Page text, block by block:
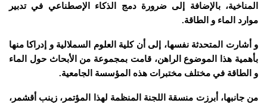
المناخية، بالإضافة إلى ضرورة دمج الذكاء الإصطناعي في تدبير
موارد الماء و الطاقة.
و أشارت المتحدثة نفسها، إلى أن كلية العلوم السملالية و إدراكا منها
بأهمية هذا الموضوع الراهن، قامت بمجموعة من الأبحاث حول الماء
و الطاقة في مختلف مختبرات هذه المؤسسة الجامعية.
من جانبها، أبرزت منسقة اللجنة المنظمة لهذا المؤتمر، زينب أقشمر،